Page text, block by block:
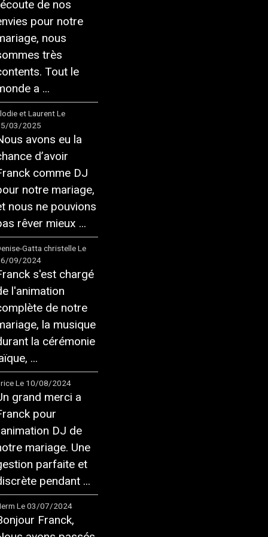
de nos
pour notre
nous
très
Tout le
a ...
et Laurent Le
03/2025
avons eu la
d’avoir
comme DJ
notre mariage,
nous ne pouvions
rêver mieux ...
Gatta christelle Le
09/2024
s'est chargé
l'animation
de notre
la musique
la cérémonie
...
Le 10/08/2024
grand merci a
pour
DJ de
mariage. Une
parfaite et
pendant ...
Le 03/07/2024
Franck,